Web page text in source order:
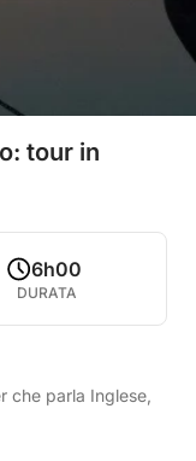
tour in
6h00
DURATA
che parla Inglese,